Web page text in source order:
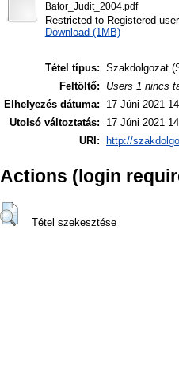
Bator_Judit_2004.pdf
Restricted to Registered
Download (1MB)
Tétel típus: Szakdolgozat
Feltöltő:
Users 1 nincs
Elhelyezés dátuma:
17 Júni 2021
Utolsó változtatás:
17 Júni 2021
URI:
http://
Actions (login
Tétel szekesztése